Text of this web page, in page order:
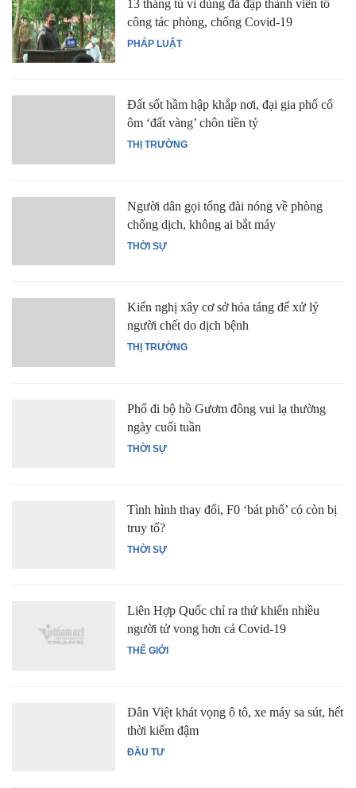
PHÁP LUẬT
13 tháng tù vì dùng đá đập thành viên tổ
công tác phòng, chống Covid-19
THỊ TRƯỜNG
Đất sốt hầm hập khắp nơi, đại gia phố cổ
ôm ‘đất vàng’ chôn tiền tỷ
THỜI SỰ
Người dân gọi tổng đài nóng về phòng
chống dịch, không ai bắt máy
THỊ TRƯỜNG
Kiến nghị xây cơ sở hỏa táng để xử lý
người chết do dịch bệnh
THỜI SỰ
Phố đi bộ hồ Gươm đông vui lạ thường
ngày cuối tuần
THỜI SỰ
Tình hình thay đổi, F0 ‘bát phố’ có còn bị
truy tố?
THẾ GIỚI
Liên Hợp Quốc chỉ ra thứ khiến nhiều
người tử vong hơn cả Covid-19
ĐẦU TƯ
Dân Việt khát vọng ô tô, xe máy sa sút, hết
thời kiếm đậm